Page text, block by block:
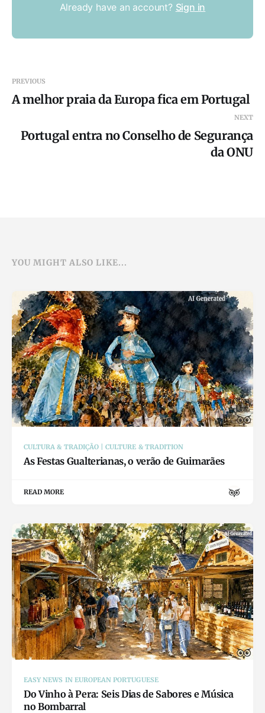
Already have an account? Sign in
PREVIOUS
A melhor praia da Europa fica em Portugal
NEXT
Portugal entra no Conselho de Segurança
da ONU
YOU MIGHT ALSO LIKE...
CULTURA & TRADIÇÃO | CULTURE & TRADITION
As Festas Gualterianas, o verão de Guimarães
READ MORE
EASY NEWS IN EUROPEAN PORTUGUESE
Do Vinho à Pera: Seis Dias de Sabores e Música
no Bombarral